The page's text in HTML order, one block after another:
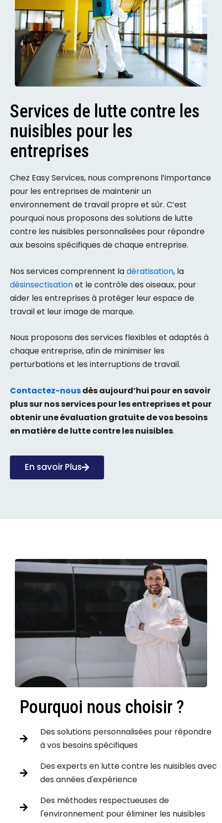
Services de lutte contre les
nuisibles pour les
entreprises
Chez Easy Services, nous comprenons l’importance
pour les entreprises de maintenir un
environnement de travail propre et sûr. C’est
pourquoi nous proposons des solutions de lutte
contre les nuisibles personnalisées pour répondre
aux besoins spécifiques de chaque entreprise.
Nos services comprennent ladératisation, la
désinsectisationet le contrôle des oiseaux, pour
aider les entreprises à protéger leur espace de
travail et leur image de marque.
Nous proposons des services flexibles et adaptés à
chaque entreprise, afin de minimiser les
perturbations et les interruptions de travail.
Contactez-nousdès aujourd’hui pour en savoir
plus sur nos services pour les entreprises et pour
obtenir une évaluation gratuite de vos besoins
en matière de lutte contre les nuisibles.
En savoir Plus
Pourquoi nous choisir ?
Des solutions personnalisées pour répondre
à vos besoins spécifiques
Des experts en lutte contre les nuisibles avec
des années d'expérience
Des méthodes respectueuses de
l'environnement pour éliminer les nuisibles